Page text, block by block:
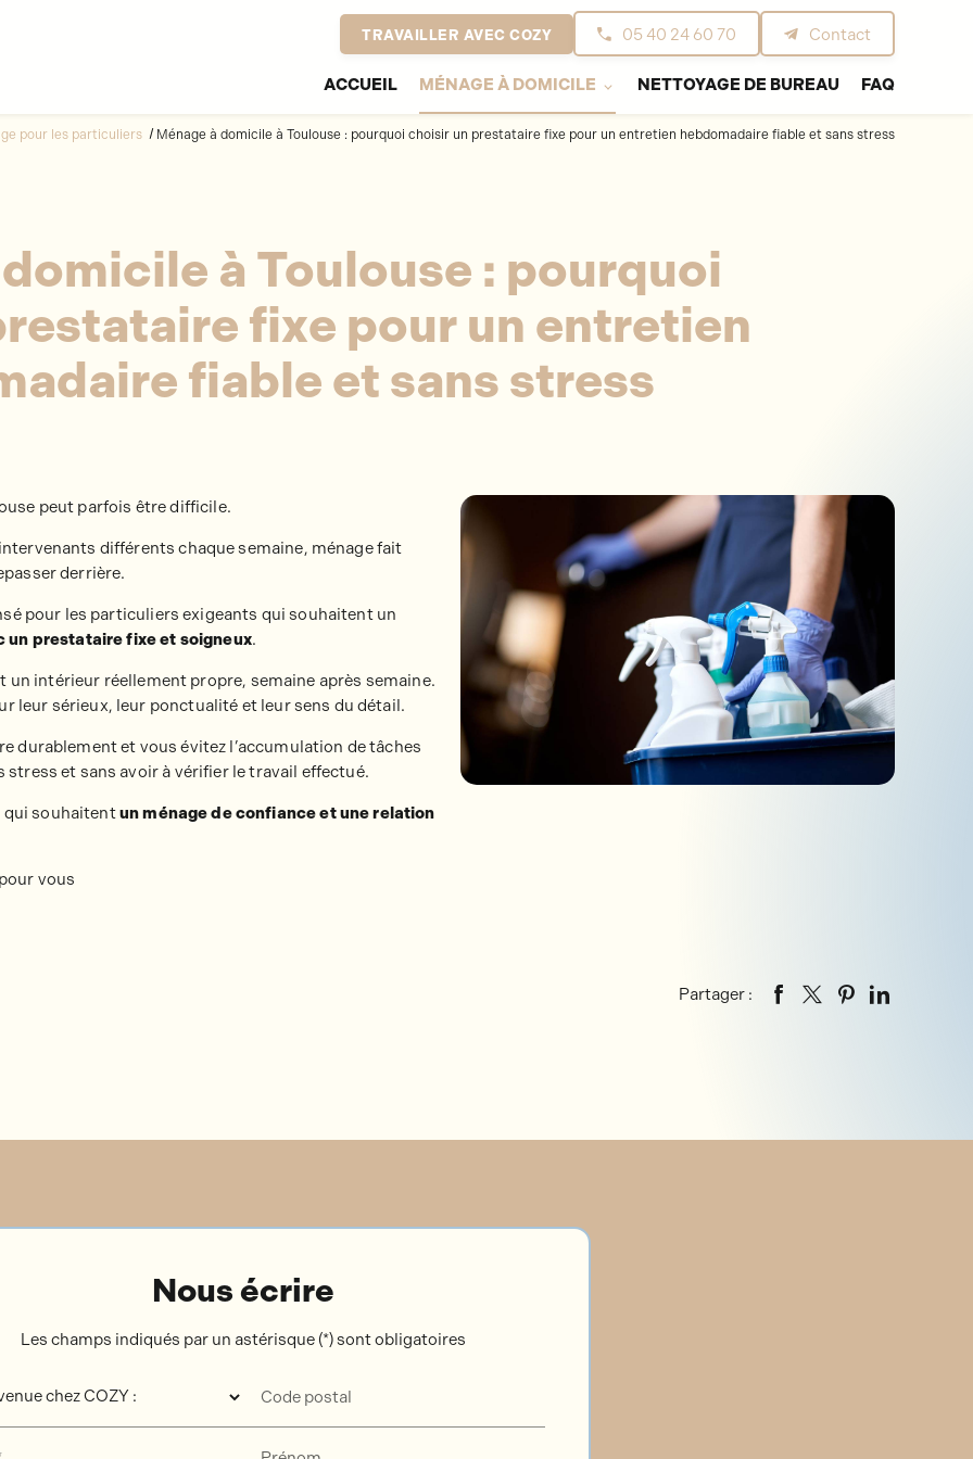
TRAVAILLER AVEC COZY 05 40 24 60 70 Contact
ACCUEIL MÉNAGE À DOMICILE NETTOYAGE DE BUREAU FAQ
pour les particuliers Ménage à domicile à Toulouse : pourquoi choisir un prestataire fixe pour un entretien hebdomadaire fiable et sans stress
à Toulouse : pourquoi
fixe pour un entretien
fiable et sans stress
peut parfois être difficile.
différents chaque semaine, ménage fait
derrière.
pour les particuliers exigeants qui souhaitent un
un prestataire fixe et soigneux.
intérieur réellement propre, semaine après semaine.
leur sérieux, leur ponctualité et leur sens du détail.
durablement et vous évitez l’accumulation de tâches
stress et sans avoir à vérifier le travail effectué.
qui souhaitentun ménage de confiance et une relation
vous
Partager :
Nous écrire
Les champs indiqués par un astérisque (*) sont obligatoires
Code postal